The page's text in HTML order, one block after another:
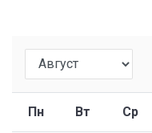
Пн Вт Ср